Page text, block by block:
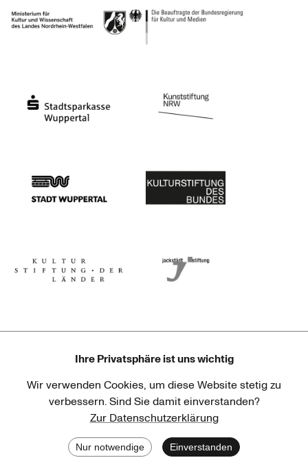
Haus der Kulturen der Welt Goethe-Institut
Ihre Privatsphäre ist uns wichtig
Wir verwenden Cookies, um diese Website stetig zu
verbessern. Sind Sie damit einverstanden?
Zur Datenschutzerklärung
Nur notwendige Einverstanden